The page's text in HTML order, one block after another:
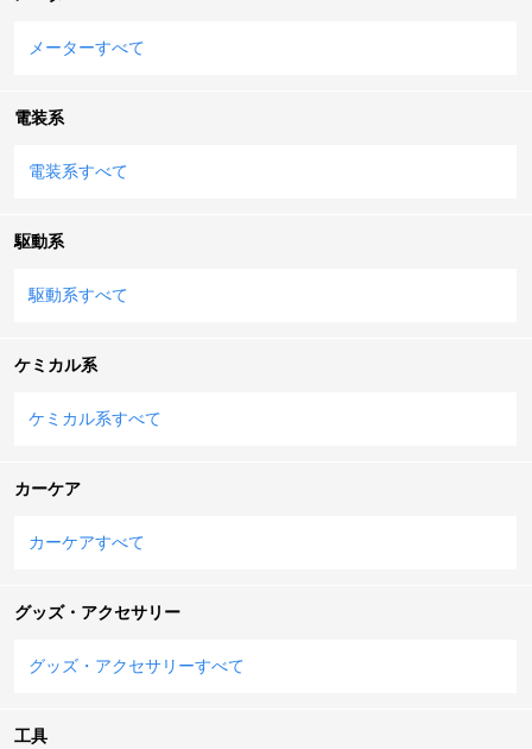
メーターすべて
電装系
電装系すべて
駆動系
駆動系すべて
ケミカル系
ケミカル系すべて
カーケア
カーケアすべて
グッズ・アクセサリー
グッズ・アクセサリーすべて
工具